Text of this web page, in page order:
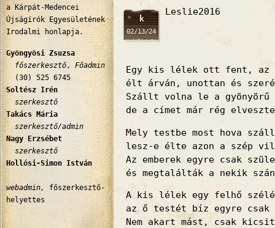
a Kárpát-Medencei
Újságírók Egyesületének
Irodalmi honlapja.
Gyöngyösi Zsuzsa
főszerkesztő ,
Főadmin
(30) 525 6745
Soltész Irén
szerkesztő
Takács Mária
szerkesztő/admin
Nagy Erzsébet
szerkesztő
Hollósi-Simon István
webadmin,
főszerkesztő-
helyettes
k
02/13/24
Leslie2016
Egy kis lélek ott fent, az
élt árván, unottan és
Szállt volna le a gyönyörű
de a címet már rég
Mely testbe most hova
lesz-e élte azon a szép
Az emberek egyre csak
és megtalálták a nekik
A kis lélek egy felhő
az ő testét bíz egyre csak
Nem akart mást, csak